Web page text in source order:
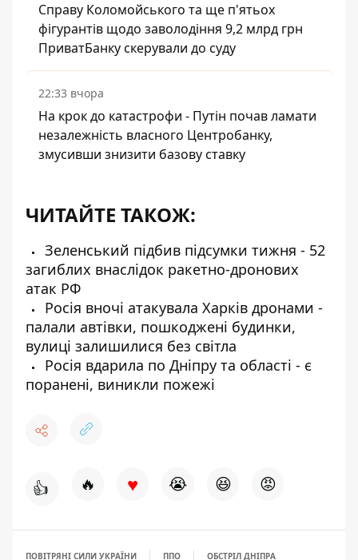
Справу Коломойського та ще п'ятьох
фігурантів щодо заволодіння 9,2 млрд грн
ПриватБанку скерували до суду
22:33 вчора
На крок до катастрофи - Путін почав ламати
незалежність власного Центробанку,
змусивши знизити базову ставку
ЧИТАЙТЕ ТАКОЖ:
Зеленський підбив підсумки тижня - 52
загиблих внаслідок ракетно-дронових
атак РФ
Росія вночі атакувала Харків дронами -
палали автівки, пошкоджені будинки,
вулиці залишилися без світла
Росія вдарила по Дніпру та області - є
поранені, виникли пожежі
👍 🔥 ♥ 😭 😆 😡
ПОВІТРЯНІ СИЛИ УКРАЇНИ ППО ОБСТРІЛ ДНІПРА